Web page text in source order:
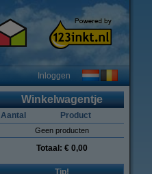
Inloggen
Winkelwagentje
Aantal Product
Geen producten
Totaal: € 0,00
Tip!